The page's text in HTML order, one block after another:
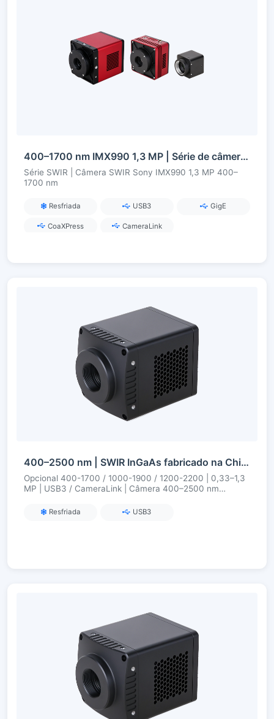
400–1700 nm IMX990 1,3 MP | Série de câmeras SWIR InGaAs
Série SWIR | Câmera SWIR Sony IMX990 1,3 MP 400–
1700 nm
Resfriada USB3 GigE
CoaXPress CameraLink
400–2500 nm | SWIR InGaAs fabricado na China | 0,33–1,3 MP | USB3 / CameraLink | Refrigerado | Câmera SWIR
Opcional 400-1700 / 1000-1900 / 1200-2200 | 0,33–1,3
MP | USB3 / CameraLink | Câmera 400–2500 nm
Resfriada USB3